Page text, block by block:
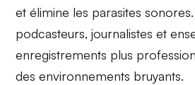
et élimine les parasites
podcasteurs, journalistes et
enregistrements plus
des environnements bruyants.